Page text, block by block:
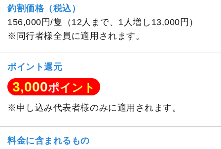
釣割価格（税込）
156,000円/隻（12人まで、1人増し13,000円）
※同行者様全員に適用されます。
ポイント還元
3,000ポイント
※申し込み代表者様のみに適用されます。
料金に含まれるもの